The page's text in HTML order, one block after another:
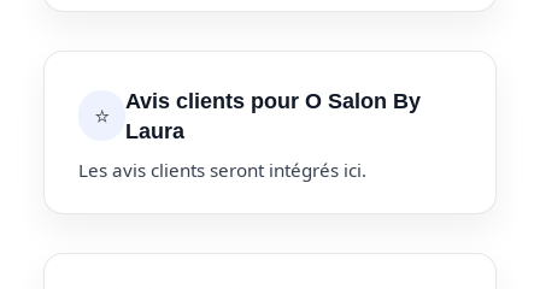
⭐
Avis clients pour O Salon By
Laura
Les avis clients seront intégrés ici.